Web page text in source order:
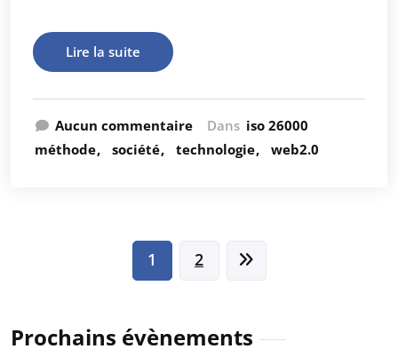
Lire la suite
Aucun commentaire Dans iso 26000
méthode
société technologie web2.0
Pagination
publications
1 2
Prochains évènements